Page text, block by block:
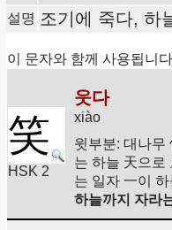
설명 조기에 죽다, 하
이 문자와 함께 사용됩니
笑
HSK 2
웃다
xiào
윗부분: 대나무
는 하늘 天으로
는 일자 一이
하늘까지 자라